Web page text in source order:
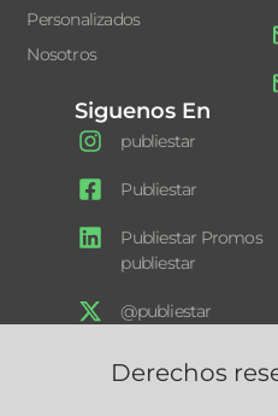
Personalizados
Nosotros
Siguenos En
publiestar
Publiestar
Publiestar Promos
publiestar
@publiestar
Derechos